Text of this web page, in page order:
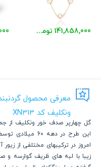
141,858,000 تومان
معرفی محصول
ونکلیف کد XN313
گل چهارپر صدف خور ونکلیف از
این طرح در
امروز در ترکیبهای مختلفی از
زیبا با لبه های ظریف گوارسه و